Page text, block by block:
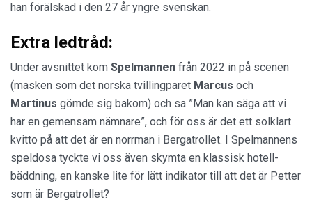
han förälskad i den 27 år yngre svenskan.
Extra ledtråd:
Under avsnittet kom Spelmannen från 2022 in på scenen
(masken som det norska tvillingparet Marcus och
Martinus gömde sig bakom) och sa ”Man kan säga att vi
har en gemensam nämnare”, och för oss är det ett solklart
kvitto på att det är en norrman i Bergatrollet. I Spelmannens
speldosa tyckte vi oss även skymta en klassisk hotell-
bäddning, en kanske lite för lätt indikator till att det är Petter
som är Bergatrollet?